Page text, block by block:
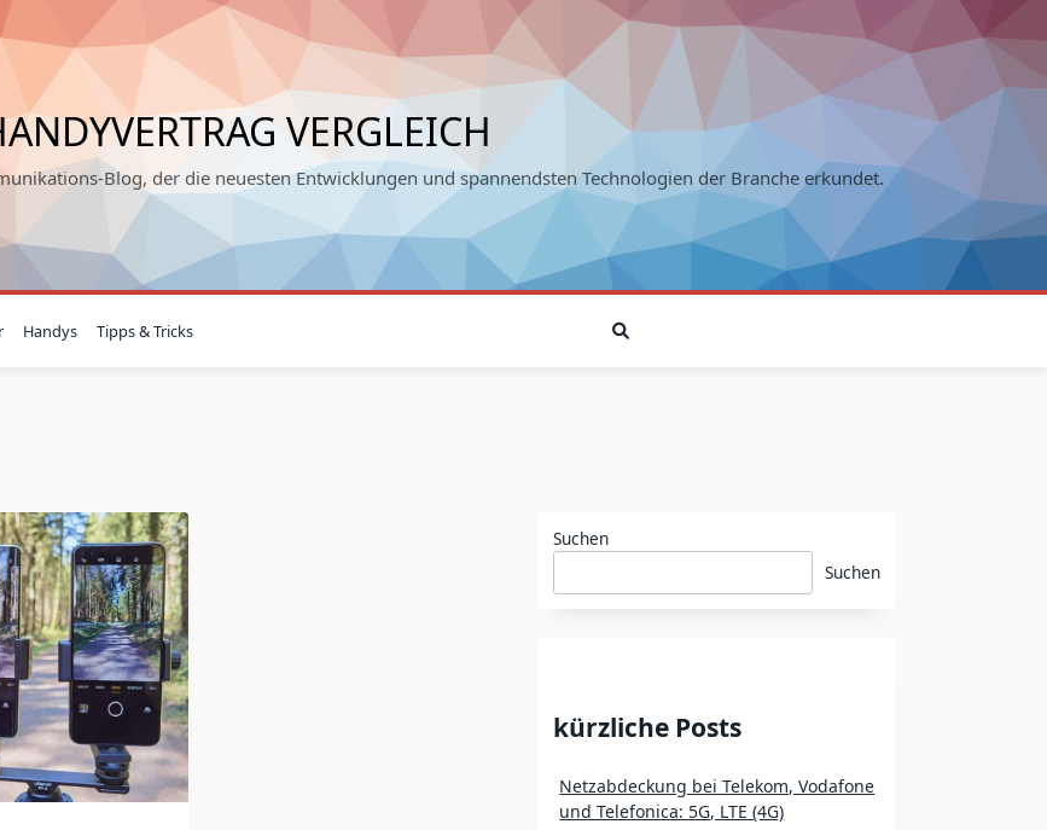
VERGLEICH
Blog, der die neuesten Entwicklungen und spannendsten Technologien der Branche erkundet.
Handys Tipps & Tricks
Suchen
Suchen
kürzliche Posts
Netzabdeckung bei Telekom, Vodafone
und Telefonica: 5G, LTE (4G)